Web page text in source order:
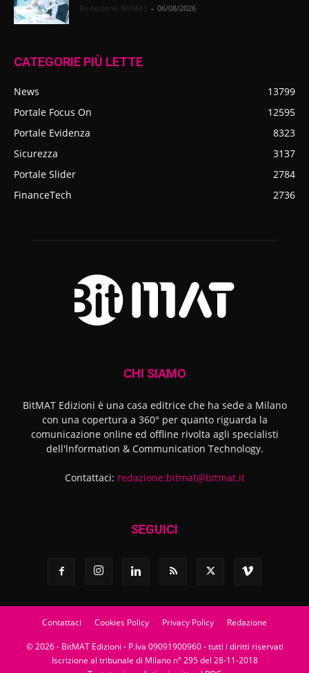
- 06/08/2026
CATEGORIE PIÙ LETTE
News
13799
Portale Focus On
12595
Portale Evidenza
8323
Sicurezza
3137
Portale Slider
2784
FinanceTech
2736
CHI SIAMO
BitMAT Edizioni è una casa editrice che ha sede a Milano
con una copertura a 360° per quanto riguarda la
comunicazione online ed offline rivolta agli specialisti
dell'lnformation & Communication Technology.
Contattaci: redazione.bitmat@bitmat.it
SEGUICI
Contattaci Cookies Policy Privacy Policy Redazione
© 2026 - BitMAT Edizioni - P.Iva 09091900960 - tutti i diritti riservati
Iscrizione al tribunale di Milano n° 295 del 28-11-2018